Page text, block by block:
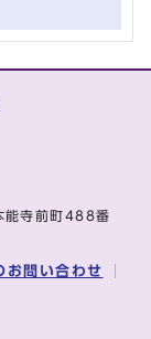
寺前町488番
お問い合わせ